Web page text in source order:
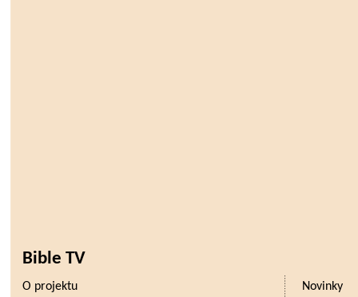
Bible TV
O projektu
Novinky